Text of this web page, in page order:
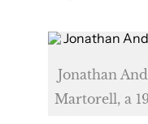
Jonathan
Martorell, a